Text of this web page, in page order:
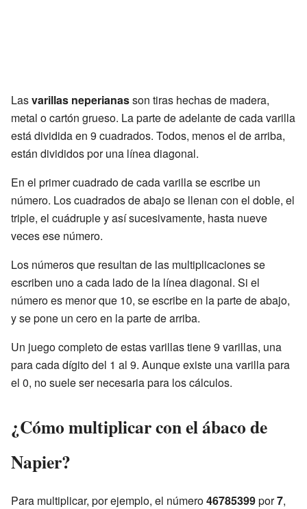
Lasvarillas neperianasson tiras hechas de madera,
metal o cartón grueso. La parte de adelante de cada varilla
está dividida en 9 cuadrados. Todos, menos el de arriba,
están divididos por una línea diagonal.
En el primer cuadrado de cada varilla se escribe un
número. Los cuadrados de abajo se llenan con el doble, el
triple, el cuádruple y así sucesivamente, hasta nueve
veces ese número.
Los números que resultan de las multiplicaciones se
escriben uno a cada lado de la línea diagonal. Si el
número es menor que 10, se escribe en la parte de abajo,
y se pone un cero en la parte de arriba.
Un juego completo de estas varillas tiene 9 varillas, una
para cada dígito del 1 al 9. Aunque existe una varilla para
el 0, no suele ser necesaria para los cálculos.
¿Cómo multiplicar con el ábaco de
Napier?
Para multiplicar, por ejemplo, el número46785399por7,